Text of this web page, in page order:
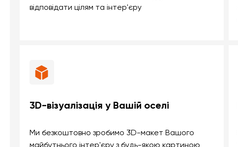
відповідати цілям та інтер'єру
3D-візуалізація у Вашій оселі
Ми безкоштовно зробимо 3D-макет Вашого
майбутнього інтер'єру з будь-якою картиною